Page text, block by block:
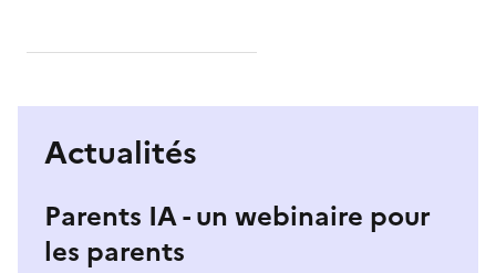
Actualités
Parents IA - un webinaire pour
les parents